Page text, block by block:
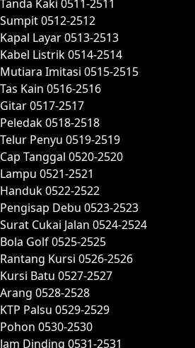
Tanda Kaki 0511-2511
Sumpit 0512-2512
Kapal Layar 0513-2513
Kabel Listrik 0514-2514
Mutiara Imitasi 0515-2515
Tas Kain 0516-2516
Gitar 0517-2517
Peledak 0518-2518
Telur Penyu 0519-2519
Cap Tanggal 0520-2520
Lampu 0521-2521
Handuk 0522-2522
Pengisap Debu 0523-2523
Surat Cukai Jalan 0524-2524
Bola Golf 0525-2525
Rantang Kursi 0526-2526
Kursi Batu 0527-2527
Arang 0528-2528
KTP Palsu 0529-2529
Pohon 0530-2530
Jam Dinding 0531-2531